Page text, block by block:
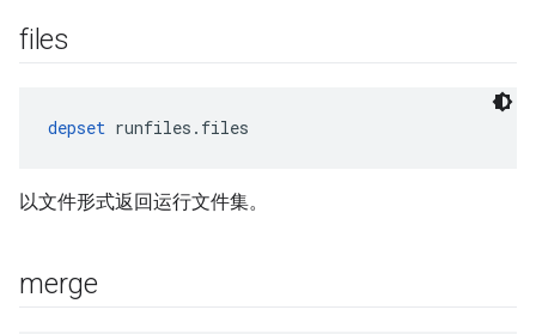
files
depset runfiles.files
以文件形式返回运行文件集。
merge